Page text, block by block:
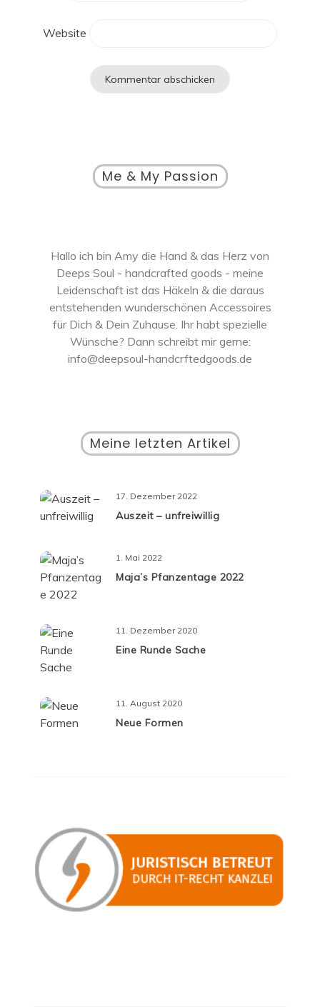
Website
Me & My Passion
Hallo ich bin Amy die Hand & das Herz von
Deeps Soul - handcrafted goods - meine
Leidenschaft ist das Häkeln & die daraus
entstehenden wunderschönen Accessoires
für Dich & Dein Zuhause. Ihr habt spezielle
Wünsche? Dann schreibt mir gerne:
info@deepsoul-handcrftedgoods.de
Meine letzten Artikel
17. Dezember 2022
Auszeit – unfreiwillig
1. Mai 2022
Maja’s Pfanzentage 2022
11. Dezember 2020
Eine Runde Sache
11. August 2020
Neue Formen